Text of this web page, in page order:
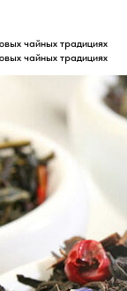
чайных традициях
чайных традициях